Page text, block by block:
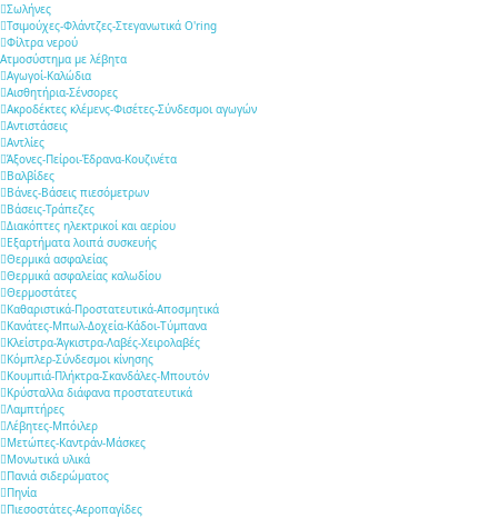
Σωλήνες
Τσιμούχες-Φλάντζες-Στεγανωτικά O'ring
Φίλτρα νερού
Ατμοσύστημα με λέβητα
Αγωγοί-Καλώδια
Αισθητήρια-Σένσορες
Ακροδέκτες κλέμενς-Φισέτες-Σύνδεσμοι αγωγών
Αντιστάσεις
Αντλίες
Άξονες-Πείροι-Έδρανα-Κουζινέτα
Βαλβίδες
Βάνες-Βάσεις πιεσόμετρων
Βάσεις-Τράπεζες
Διακόπτες ηλεκτρικοί και αερίου
Εξαρτήματα λοιπά συσκευής
Θερμικά ασφαλείας
Θερμικά ασφαλείας καλωδίου
Θερμοστάτες
Καθαριστικά-Προστατευτικά-Αποσμητικά
Κανάτες-Μπωλ-Δοχεία-Κάδοι-Τύμπανα
Κλείστρα-Άγκιστρα-Λαβές-Χειρολαβές
Κόμπλερ-Σύνδεσμοι κίνησης
Κουμπιά-Πλήκτρα-Σκανδάλες-Μπουτόν
Κρύσταλλα διάφανα προστατευτικά
Λαμπτήρες
Λέβητες-Μπόιλερ
Μετώπες-Καντράν-Μάσκες
Μονωτικά υλικά
Πανιά σιδερώματος
Πηνία
Πιεσοστάτες-Αεροπαγίδες